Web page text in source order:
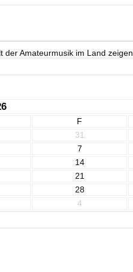
der Amateurmusik im Land zeigen.
F
31
7
14
21
28
4